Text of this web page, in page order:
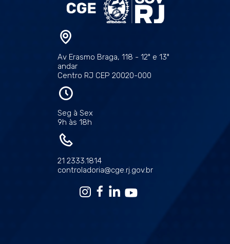
Av Erasmo Braga, 118 - 12º e 13º
andar
Centro RJ CEP 20020-000
Seg à Sex
9h às 18h
21 2333.1814
controladoria@cge.rj.gov.br